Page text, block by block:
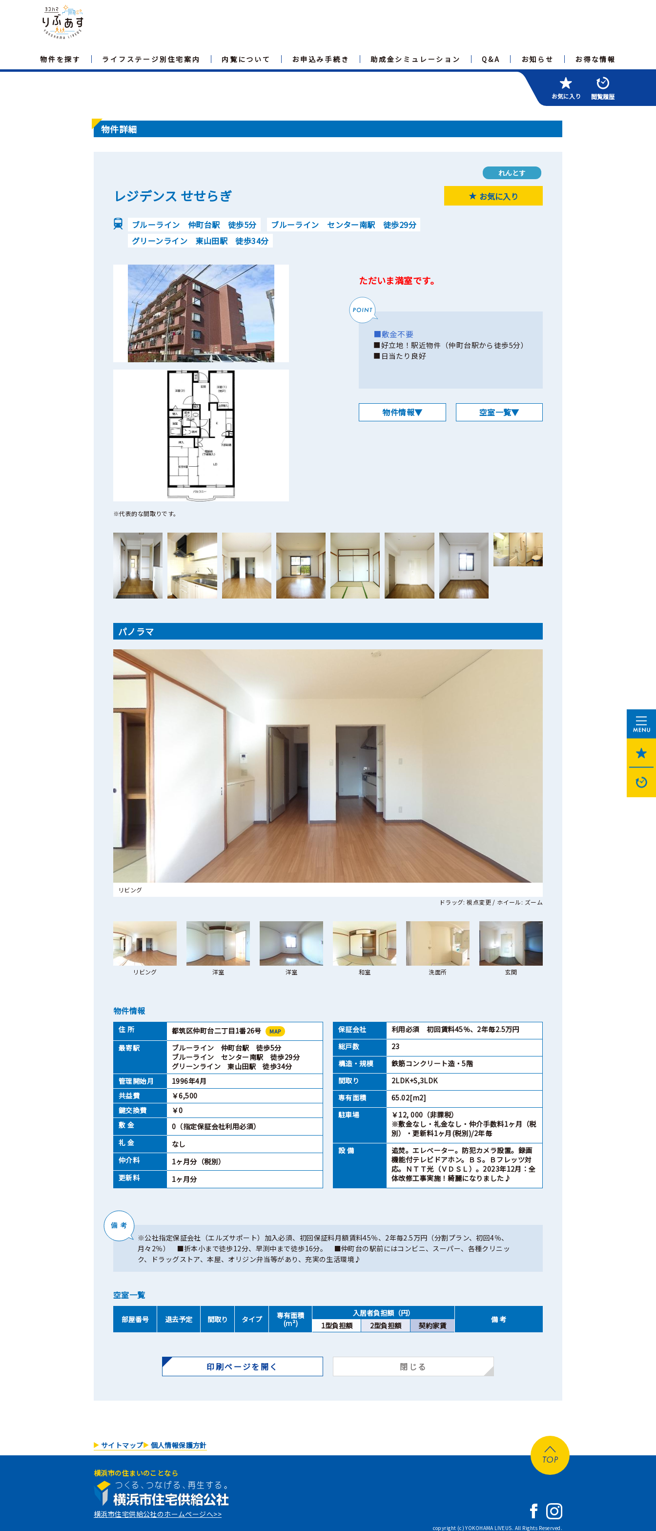
物件を探す ライフステージ別住宅案内 内覧について お申込み手続き 助成金シミュレーション Q&A お知らせ お得な情報
お気に入り 閲覧履歴
物件詳細
れんとす
レジデンス せせらぎ お気に入り
ブルーライン 仲町台駅 徒歩5分
ブルーライン センター南駅 徒歩29分
グリーンライン 東山田駅 徒歩34分
※代表的な間取りです。
ただいま満室です。
■敷金不要
■好立地！駅近物件（仲町台駅から徒歩5分）
■日当たり良好
物件情報▼ 空室一覧▼
パノラマ
リビング
ドラッグ: 視点変更 / ホイール: ズーム
リビング 洋室 洋室 和室 洗面所 玄関
物件情報
住 所 都筑区仲町台二丁目1番26号 MAP
最寄駅
ブルーライン 仲町台駅 徒歩5分
ブルーライン センター南駅 徒歩29分
グリーンライン 東山田駅 徒歩34分
管理開始月
1996年4月
共益費
￥6,500
鍵交換費
￥0
敷 金
0（指定保証会社利用必須）
礼 金
なし
仲介料
1ヶ月分（税別）
更新料
1ヶ月分
保証会社
利用必須 初回賃料45％、2年毎2.5万円
総戸数
23
構造・規模
鉄筋コンクリート造・5階
間取り
2LDK+S,3LDK
専有面積
65.02[m2]
駐車場
￥12, 000（非課税）
※敷金なし・礼金なし・仲介手数料1ヶ月（税
別）・更新料1ヶ月(税別)/2年毎
設 備
追焚。エレベーター。防犯カメラ設置。録画
機能付テレビドアホン。ＢＳ。Ｂフレッツ対
応。ＮＴＴ光（ＶＤＳＬ）。2023年12月：全
体改修工事実施！綺麗になりました♪
※公社指定保証会社（エルズサポート）加入必須、初回保証料月額賃料45％、2年毎2.5万円（分割プラン、初回4％、
月々2％） ■折本小まで徒歩12分、早渕中まで徒歩16分。 ■仲町台の駅前にはコンビニ、スーパー、各種クリニッ
ク、ドラッグストア、本屋、オリジン弁当等があり、充実の生活環境♪
空室一覧
部屋番号 退去予定 間取り タイプ
専有面積
(ｍ²)
入居者負担額（円）
備 考
1型負担額 2型負担額 契約家賃
印刷ページを開く 閉じる
サイトマップ 個人情報保護方針
横浜市の住まいのことなら
横浜市住宅供給公社のホームページへ>>
copyright (c) YOKOHAMA LIVEUS. All Rights Reserved.